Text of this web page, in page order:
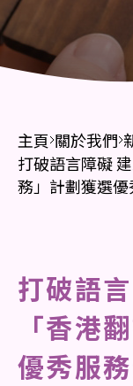
主頁 關於我們
打破語言障礙
務」計劃獲選
打破語
「香港
優秀服